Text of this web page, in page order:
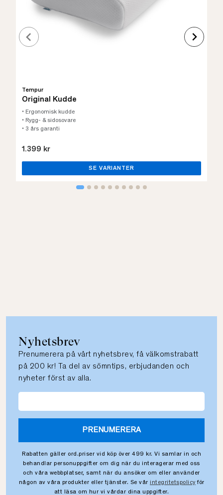
Tempur
Original Kudde
• Ergonomisk kudde
• Rygg- & sidosovare
• 3 års garanti
1.399 kr
SE VARIANTER
Nyhetsbrev
Prenumerera på vårt nyhetsbrev, få välkomstrabatt
på 200 kr! Ta del av sömntips, erbjudanden och
nyheter först av alla.
PRENUMERERA
Rabatten gäller ord.priser vid köp över 499 kr. Vi samlar in och
behandlar personuppgifter om dig när du interagerar med oss
och våra webbplatser, samt när du ansöker om eller använder
någon av våra produkter eller tjänster. Se vår integritetspolicy för
att läsa om hur vi vårdar dina uppgifter.